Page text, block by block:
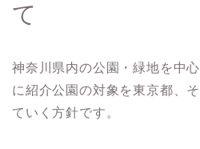
て
神奈川県内の公園・緑地を中
に紹介公園の対象を東京都、
ていく方針です。